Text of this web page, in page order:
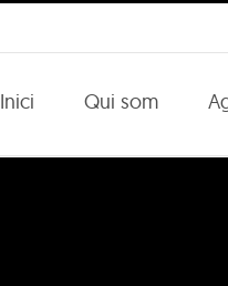
Inici Qui som